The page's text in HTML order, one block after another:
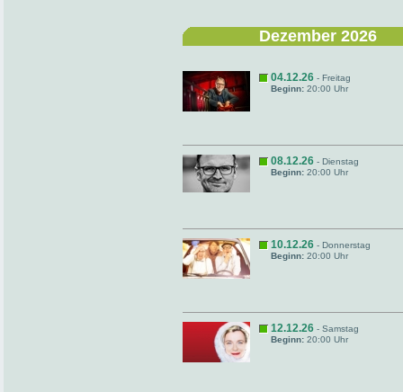
Dezember 2026
04.12.26 - Freitag
Beginn: 20:00 Uhr
08.12.26 - Dienstag
Beginn: 20:00 Uhr
10.12.26 - Donnerstag
Beginn: 20:00 Uhr
12.12.26 - Samstag
Beginn: 20:00 Uhr